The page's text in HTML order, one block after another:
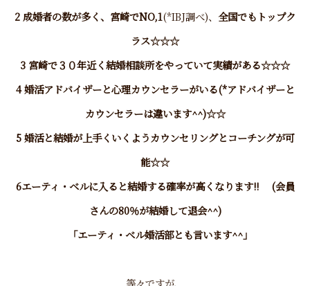
2 成婚者の数が多く、宮崎でNO,1(*IBJ調べ)、 全国でもトップク
ラス☆☆☆
3 宮崎で３０年近く結婚相談所をやっていて実績がある☆☆☆
4 婚活アドバイザーと心理カウンセラーがいる(*アドバイザーと
カウンセラーは違います^^)☆☆
5 婚活と結婚が上手くいくようカウンセリングとコーチングが可
能☆☆
6エーティ・ベルに入ると結婚する確率が高くなります!! (会員
さんの80％が結婚して退会^^)
「エーティ・ベル婚活部とも言います^^」
等々ですが、